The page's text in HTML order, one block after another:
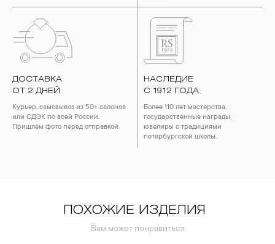
ДОСТАВКА
ОТ 2 ДНЕЙ
Курьер, самовывоз из 50+ салонов
или СДЭК по всей России.
Пришлём фото перед отправкой.
НАСЛЕДИЕ
С 1912 ГОДА
Более 110 лет мастерства,
государственные награды,
ювелиры с традициями
петербургской школы.
ПОХОЖИЕ ИЗДЕЛИЯ
Вам может понравиться